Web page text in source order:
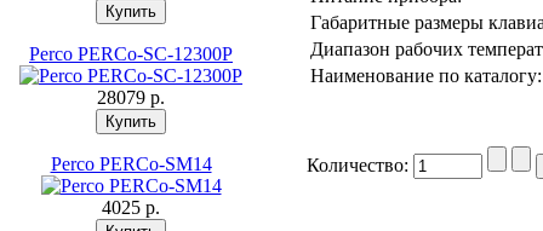
Perco PERCo-SC-12300P
28079 p.
Perco PERCo-SM14
4025 p.
Габаритные размеры
Диапазон рабочих
Наименование по каталогу:
Количество: